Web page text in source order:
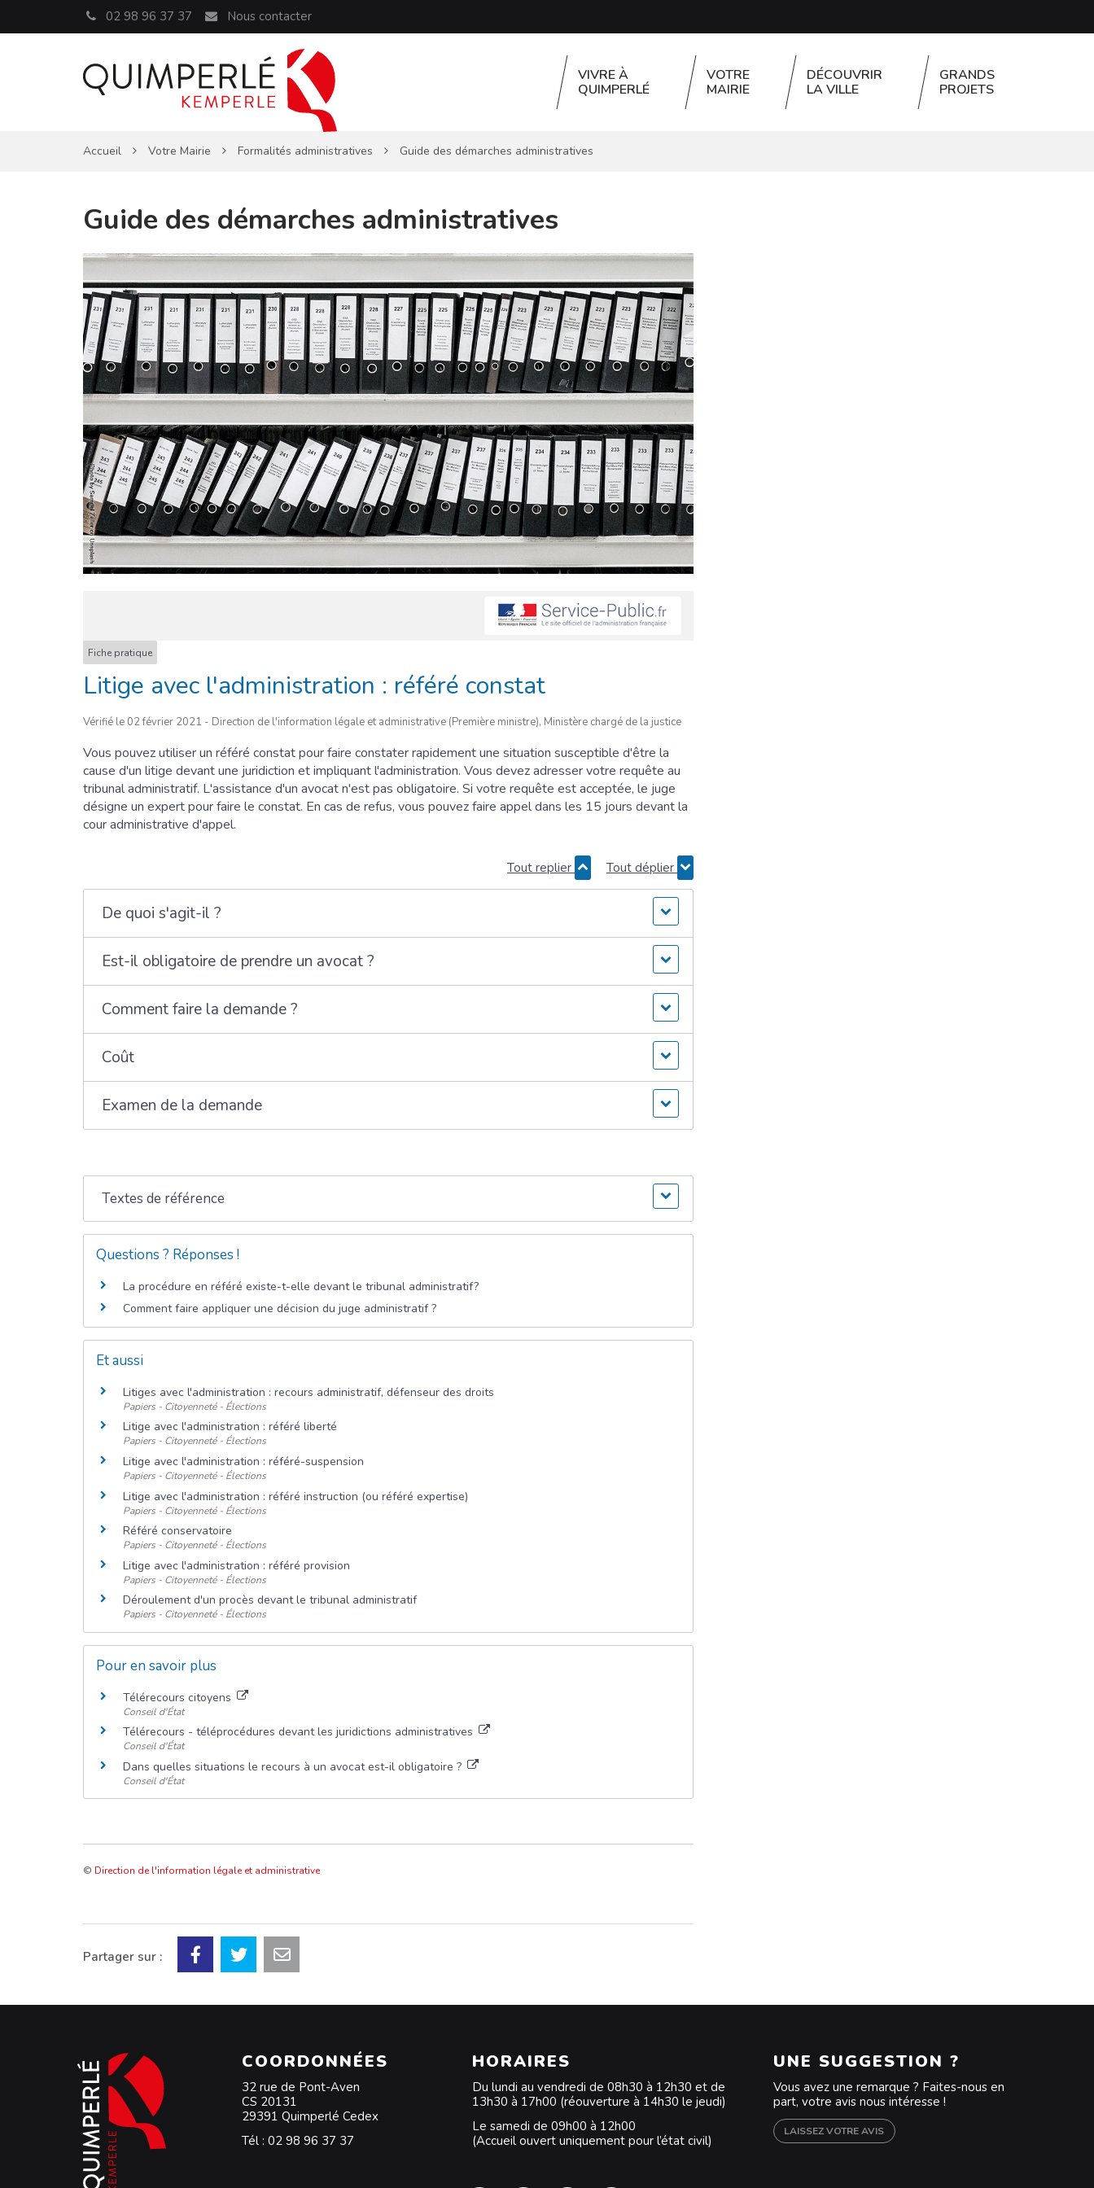
02 98 96 37 37 Nous contacter
VIVRE À
QUIMPERLÉ
VOTRE
MAIRIE
DÉCOUVRIR
LA VILLE
GRANDS
PROJETS
Accueil Votre Mairie Formalités administratives Guide des démarches administratives
Guide des démarches administratives
Fiche pratique
Litige avec l'administration : référé constat
Vérifié le 02 février 2021 - Direction de l'information légale et administrative (Première ministre), Ministère chargé de la justice
Vous pouvez utiliser un référé constat pour faire constater rapidement une situation susceptible d'être la
cause d'un litige devant une juridiction et impliquant l'administration. Vous devez adresser votre requête au
tribunal administratif. L'assistance d'un avocat n'est pas obligatoire. Si votre requête est acceptée, le juge
désigne un expert pour faire le constat. En cas de refus, vous pouvez faire appel dans les 15 jours devant la
cour administrative d'appel.
Tout replier Tout déplier
De quoi s'agit-il ?
Est-il obligatoire de prendre un avocat ?
Comment faire la demande ?
Coût
Examen de la demande
Textes de référence
Questions ? Réponses !
La procédure en référé existe-t-elle devant le tribunal administratif?
Comment faire appliquer une décision du juge administratif ?
Et aussi
Litiges avec l'administration : recours administratif, défenseur des droits
Papiers - Citoyenneté - Élections
Litige avec l'administration : référé liberté
Papiers - Citoyenneté - Élections
Litige avec l'administration : référé-suspension
Papiers - Citoyenneté - Élections
Litige avec l'administration : référé instruction (ou référé expertise)
Papiers - Citoyenneté - Élections
Référé conservatoire
Papiers - Citoyenneté - Élections
Litige avec l'administration : référé provision
Papiers - Citoyenneté - Élections
Déroulement d'un procès devant le tribunal administratif
Papiers - Citoyenneté - Élections
Pour en savoir plus
Télérecours citoyens
Conseil d'État
Télérecours - téléprocédures devant les juridictions administratives
Conseil d'État
Dans quelles situations le recours à un avocat est-il obligatoire ?
Conseil d'État
© Direction de l'information légale et administrative
Partager sur :
COORDONNÉES
32 rue de Pont-Aven
CS 20131
29391 Quimperlé Cedex
Tél : 02 98 96 37 37
HORAIRES
Du lundi au vendredi de 08h30 à 12h30 et de
13h30 à 17h00 (réouverture à 14h30 le jeudi)
Le samedi de 09h00 à 12h00
(Accueil ouvert uniquement pour l’état civil)
UNE SUGGESTION ?
Vous avez une remarque ? Faites-nous en
part, votre avis nous intéresse !
LAISSEZ VOTRE AVIS